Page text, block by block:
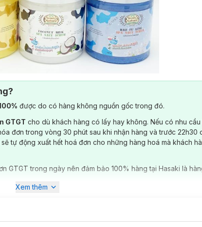
được do có hàng không nguồn gốc trong đó.
GTGT cho dù khách hàng có lấy hay không. Nếu có nhu
đơn trong vòng 30 phút sau khi nhận hàng và trước 22h30
tự động xuất hết hoá đơn cho những hàng hoá mà khách
GTGT trong ngày nên đảm bảo 100% hàng tại Hasaki là
Xem thêm